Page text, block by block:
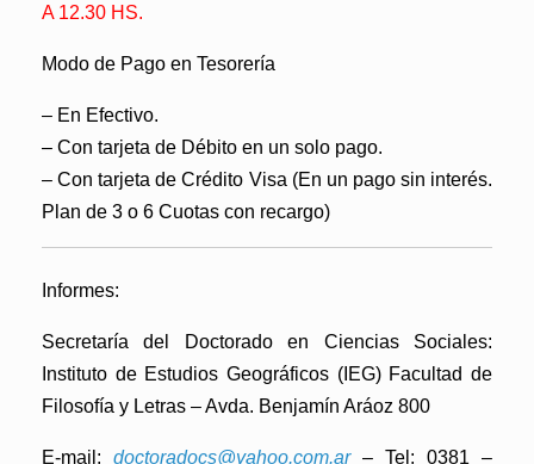
A 12.30 HS.
Modo de Pago en Tesorería
– En Efectivo.
– Con tarjeta de Débito en un solo pago.
– Con tarjeta de Crédito Visa (En un pago sin interés.
Plan de 3 o 6 Cuotas con recargo)
Informes:
Secretaría del Doctorado en Ciencias Sociales:
Instituto de Estudios Geográficos (IEG) Facultad de
Filosofía y Letras – Avda. Benjamín Aráoz 800
E-mail: doctoradocs@yahoo.com.ar– Tel: 0381 –